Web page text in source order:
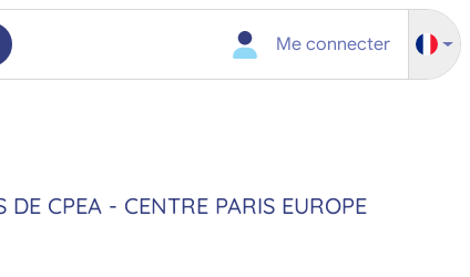
Me connecter
CPEA - CENTRE PARIS EUROPE